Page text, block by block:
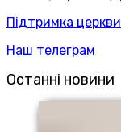
Підтримка церкви
Наш телеграм
Останні новини